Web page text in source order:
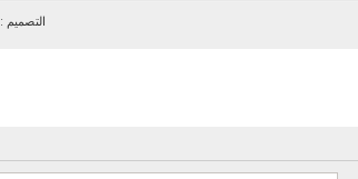
التصميم :